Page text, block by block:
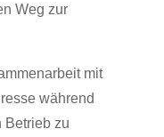
Weg zur
mit
während
Betrieb zu